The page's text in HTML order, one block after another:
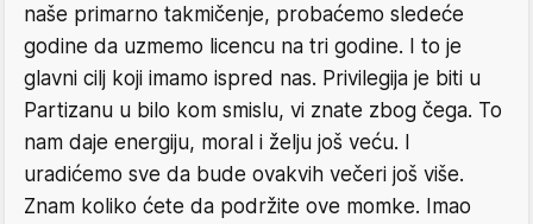
naše primarno takmičenje, probaćemo sledeće
godine da uzmemo licencu na tri godine. I to je
glavni cilj koji imamo ispred nas. Privilegija je biti u
Partizanu u bilo kom smislu, vi znate zbog čega. To
nam daje energiju, moral i želju još veću. I
uradićemo sve da bude ovakvih večeri još više.
Znam koliko ćete da podržite ove momke. Imao